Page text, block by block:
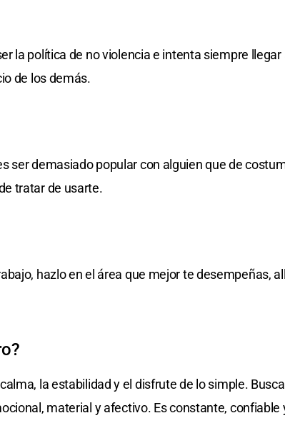
la política de no violencia e intenta siempre
de los demás.
ser demasiado popular con alguien que de
tratar de usarte.
hazlo en el área que mejor te desempeñas,
la estabilidad y el disfrute de lo simple.
material y afectivo. Es constante, confiable